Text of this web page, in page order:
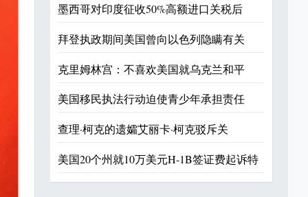
墨西哥对印度征收50%高额进口关税后
拜登执政期间美国曾向以色列隐瞒有关
克里姆林宫：不喜欢美国就乌克兰和平
美国移民执法行动迫使青少年承担责任
查理·柯克的遗孀艾丽卡·柯克驳斥关
美国20个州就10万美元H-1B签证费起诉特